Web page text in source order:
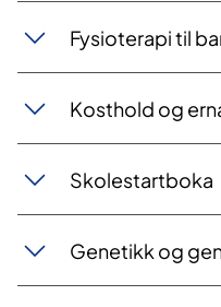
Fysioterapi til
​​Kosthold og
Skolestartboka
Genetikk og